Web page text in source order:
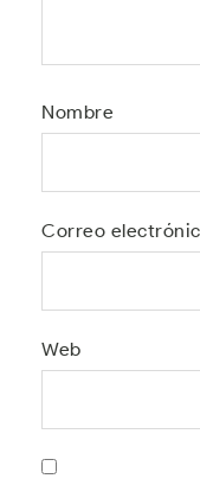
Nombre
Correo
Web